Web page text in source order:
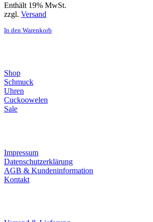
Enthält 19% MwSt.
zzgl. Versand
In den Warenkorb
Shop
Schmuck
Uhren
Cuckoowelen
Sale
Impressum
Datenschutzerklärung
AGB & Kundeninformation
Kontakt